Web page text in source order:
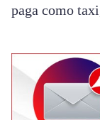
paga como